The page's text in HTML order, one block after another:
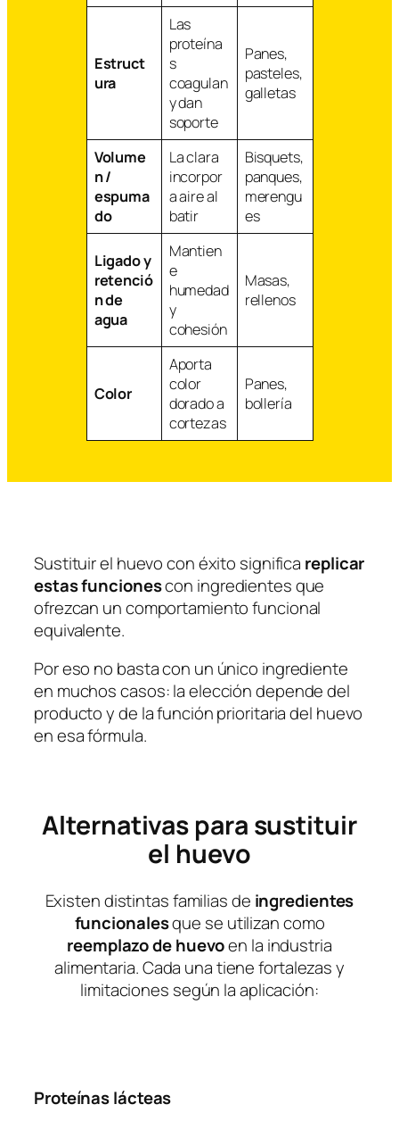
Estruct
ura
Las
proteína
s
coagulan
y dan
soporte
Panes,
pasteles,
galletas
Volume
n /
espuma
do
La clara
incorpor
a aire al
batir
Bisquets,
panques,
merengu
es
Ligado y
retenció
n de
agua
Mantien
e
humedad
y
cohesión
Masas,
rellenos
Color
Aporta
color
dorado a
cortezas
Panes,
bollería
Sustituir el huevo con éxito significa replicar
estas funcionescon ingredientes que
ofrezcan un comportamiento funcional
equivalente.
Por eso no basta con un único ingrediente
en muchos casos: la elección depende del
producto y de la función prioritaria del huevo
en esa fórmula.
Alternativas para sustituir
el huevo
Existen distintas familias de ingredientes
funcionalesque se utilizan como
reemplazo de huevoen la industria
alimentaria. Cada una tiene fortalezas y
limitaciones según la aplicación:
Proteínas lácteas